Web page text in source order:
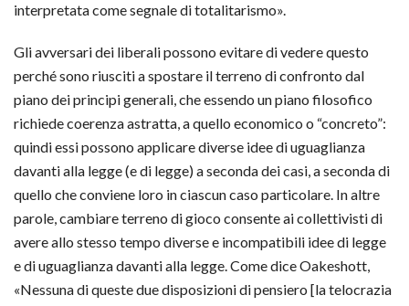
interpretata come segnale di totalitarismo».
Gli avversari dei liberali possono evitare di vedere questo
perché sono riusciti a spostare il terreno di confronto dal
piano dei principi generali, che essendo un piano filosofico
richiede coerenza astratta, a quello economico o “concreto”:
quindi essi possono applicare diverse idee di uguaglianza
davanti alla legge (e di legge) a seconda dei casi, a seconda di
quello che conviene loro in ciascun caso particolare. In altre
parole, cambiare terreno di gioco consente ai collettivisti di
avere allo stesso tempo diverse e incompatibili idee di legge
e di uguaglianza davanti alla legge. Come dice Oakeshott,
«Nessuna di queste due disposizioni di pensiero [la telocrazia